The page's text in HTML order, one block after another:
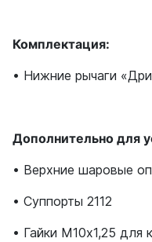
Комплектация:
• Нижние рычаги
Дополнительно для
• Верхние шаровые
• Суппорты 2112
• Гайки М10х1,25 для